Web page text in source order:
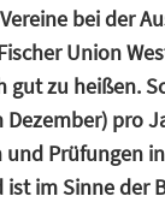
bei der
Union
zu heißen.
pro
Prüfungen
im Sinne der